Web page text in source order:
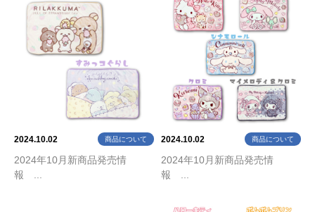
2024.10.02 商品について
2024年10月新商品発売情
報 ...
2024.10.02 商品について
2024年10月新商品発売情
報 ...